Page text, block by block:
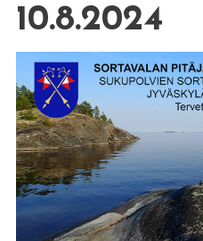
10.8.2024